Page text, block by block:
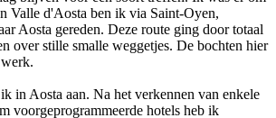
Valle d'Aosta ben ik via Saint-Oyen,
Aosta gereden. Deze route ging door totaal
over stille smalle weggetjes. De bochten hier
in Aosta aan. Na het verkennen van enkele
voorgeprogrammeerde hotels heb ik